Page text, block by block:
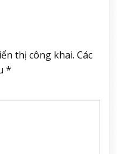
thị công khai. Các
*